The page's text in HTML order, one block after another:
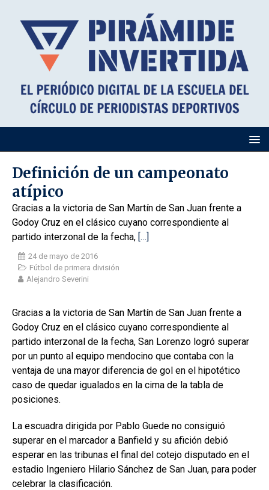
Definición de un campeonato
atípico
Gracias a la victoria de San Martín de San Juan frente a
Godoy Cruz en el clásico cuyano correspondiente al
partido interzonal de la fecha, […]
24 de mayo de 2016
Fútbol de primera división
Alejandro Severini
Gracias a la victoria de San Martín de San Juan frente a
Godoy Cruz en el clásico cuyano correspondiente al
partido interzonal de la fecha, San Lorenzo logró superar
por un punto al equipo mendocino que contaba con la
ventaja de una mayor diferencia de gol en el hipotético
caso de quedar igualados en la cima de la tabla de
posiciones.
La escuadra dirigida por Pablo Guede no consiguió
superar en el marcador a Banfield y su afición debió
esperar en las tribunas el final del cotejo disputado en el
estadio Ingeniero Hilario Sánchez de San Juan, para poder
celebrar la clasificación.